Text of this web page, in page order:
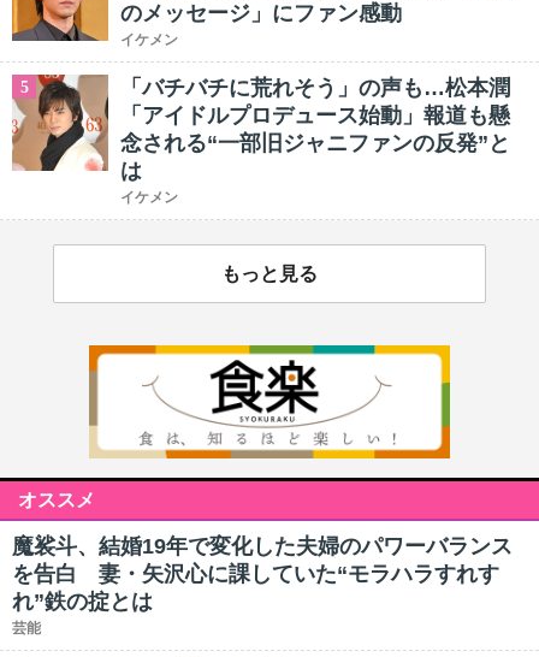
のメッセージ」にファン感動
イケメン
5
「バチバチに荒れそう」の声も…松本潤
「アイドルプロデュース始動」報道も懸
念される“一部旧ジャニファンの反発”と
は
イケメン
もっと見る
オススメ
魔裟斗、結婚19年で変化した夫婦のパワーバランス
を告白 妻・矢沢心に課していた“モラハラすれす
れ”鉄の掟とは
芸能